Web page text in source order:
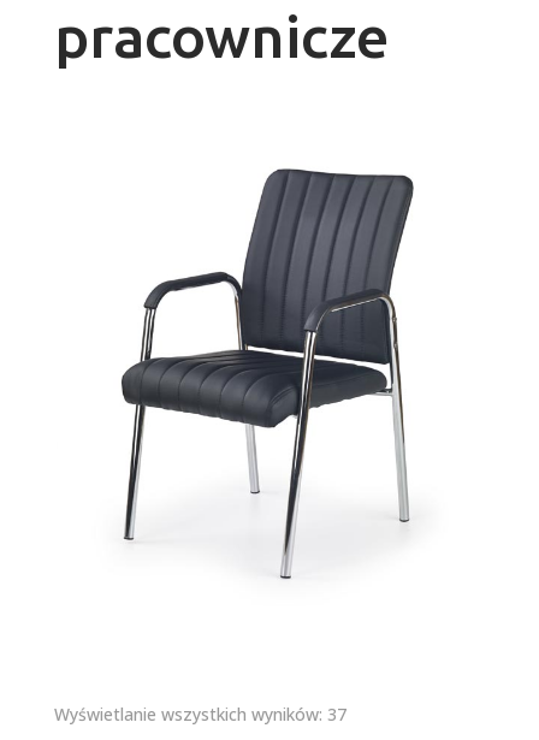
pracownicze
Wyświetlanie wszystkich wyników: 37